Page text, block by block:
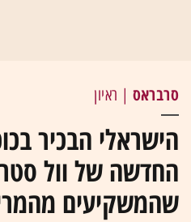
סרבראס | ראיון
הישראלי הבכיר
החדשה של וול
שהמשקיעים